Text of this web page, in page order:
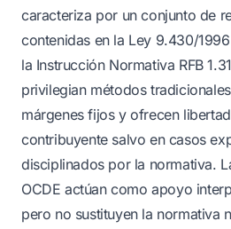
caracteriza por un conjunto de
contenidas en la Ley 9.430/
la Instrucción Normativa RFB
privilegian métodos
márgenes fijos y ofrecen
contribuyente salvo en casos
disciplinados por la normativa.
OCDE actúan como apoyo
pero no sustituyen la normativa